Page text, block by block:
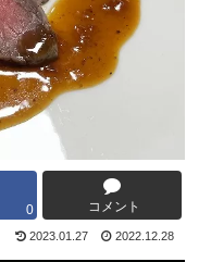
0 コメント
2023.01.27 2022.12.28